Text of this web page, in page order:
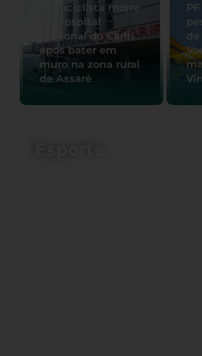
Motociclista morre
no Hospital
Regional do Cariri
após bater em
muro na zona rural
de Assaré
de